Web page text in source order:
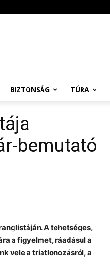
BIZTONSÁG TÚRA
bemutató
A tehetséges,
a figyelmet, ráadásul a
vele a triatlonozásról, a